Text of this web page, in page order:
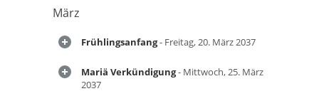
März
Frühlingsanfang- Freitag, 20. März 2037
Mariä Verkündigung- Mittwoch, 25. März
2037